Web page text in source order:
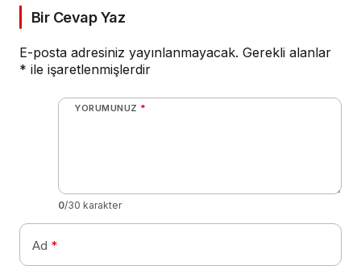
Bir Cevap Yaz
E-posta adresiniz yayınlanmayacak. Gerekli alanlar
* ile işaretlenmişlerdir
YORUMUNUZ *
0/30 karakter
Ad *